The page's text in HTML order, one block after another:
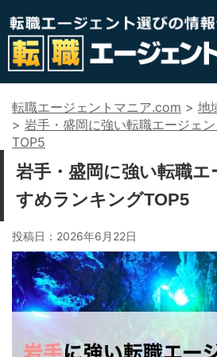
転職エージェントマニア.com > 地
> 岩手・盛岡に強い転職エージェ
TOP5
岩手・盛岡に強い転職
すめランキングTOP5
投稿日： 2026年6月22日